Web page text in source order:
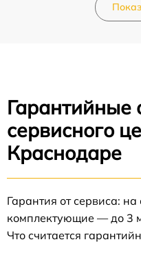
Гарантийные
сервисного
Краснодаре
Гарантия от сервиса:
комплектующие — до 3
Что считается